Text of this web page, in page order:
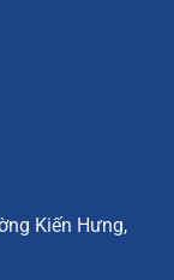
Kiến Hưng,